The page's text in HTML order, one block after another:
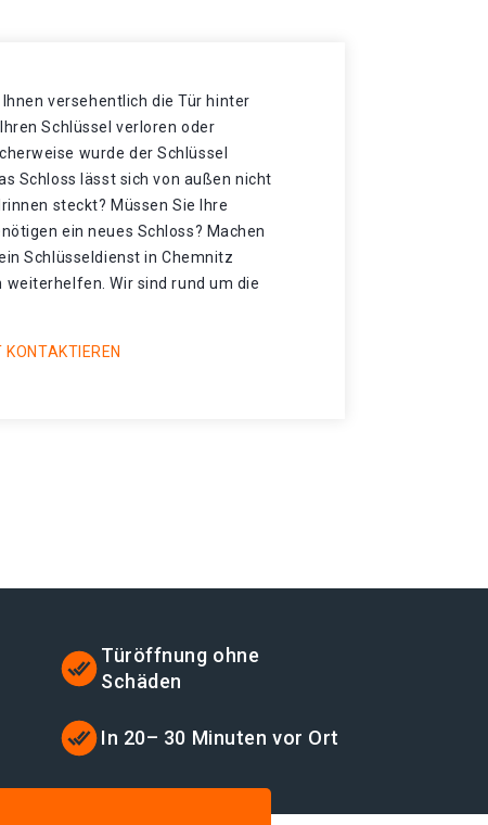
versehentlich die Tür hinter
Schlüssel verloren oder
wurde der Schlüssel
Schloss lässt sich von außen nicht
steckt? Müssen Sie Ihre
ein neues Schloss? Machen
Schlüsseldienst in Chemnitz
Wir sind rund um die
Türöffnung ohne
Schäden
In 20– 30 Minuten vor Ort